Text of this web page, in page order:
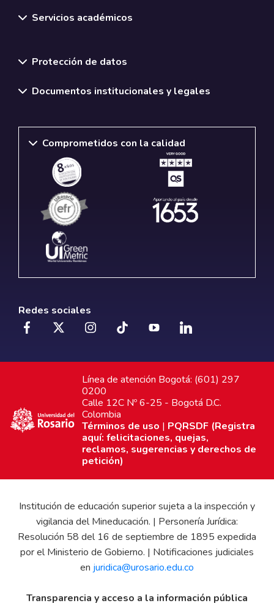
Servicios académicos
Protección de datos
Documentos institucionales y legales
Comprometidos con la calidad
Redes sociales
Línea de atención Bogotá: (601) 297
0200
Calle 12C Nº 6-25 - Bogotá D.C.
Colombia
Términos de uso | PQRSDF (Registra
aquí: felicitaciones, quejas,
reclamos, sugerencias y derechos de
petición)
Institución de educación superior sujeta a la inspección y
vigilancia del Mineducación. | Personería Jurídica:
Resolución 58 del 16 de septiembre de 1895 expedida
por el Ministerio de Gobierno. | Notificaciones judiciales
en juridica@urosario.edu.co
Transparencia y acceso a la información pública